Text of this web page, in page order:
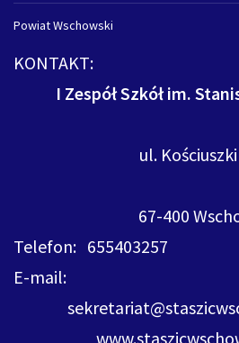
Powiat Wschowski
KONTAKT:
I Zespół Szkół im.
ul.
67-400
Telefon: 655403257
E-mail: